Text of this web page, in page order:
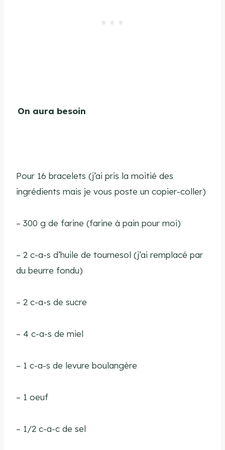
On aura besoin
Pour 16 bracelets (j’ai pris la moitié des
ingrédients mais je vous poste un copier-coller)
– 300 g de farine (farine à pain pour moi)
– 2 c-a-s d’huile de tournesol (j’ai remplacé par
du beurre fondu)
– 2 c-a-s de sucre
– 4 c-a-s de miel
– 1 c-a-s de levure boulangère
– 1 oeuf
– 1/2 c-a-c de sel